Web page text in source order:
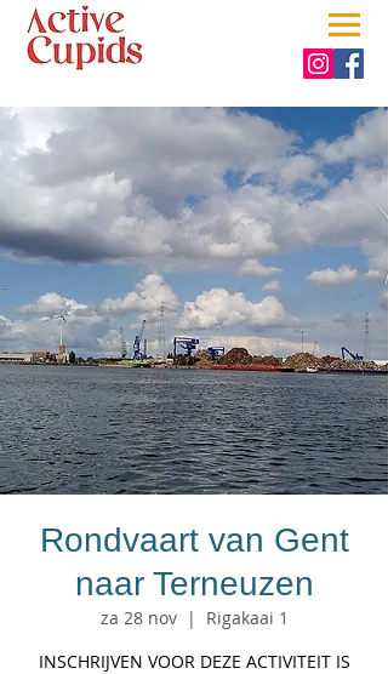
Rondvaart van Gent
naar Terneuzen
za 28 nov
  |
Rigakaai 1
INSCHRIJVEN VOOR DEZE ACTIVITEIT IS